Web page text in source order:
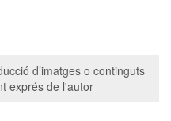
d’imatges o continguts
exprés de l'autor